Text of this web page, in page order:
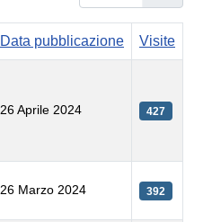
Data pubblicazione Visite
26 Aprile 2024 427
26 Marzo 2024 392